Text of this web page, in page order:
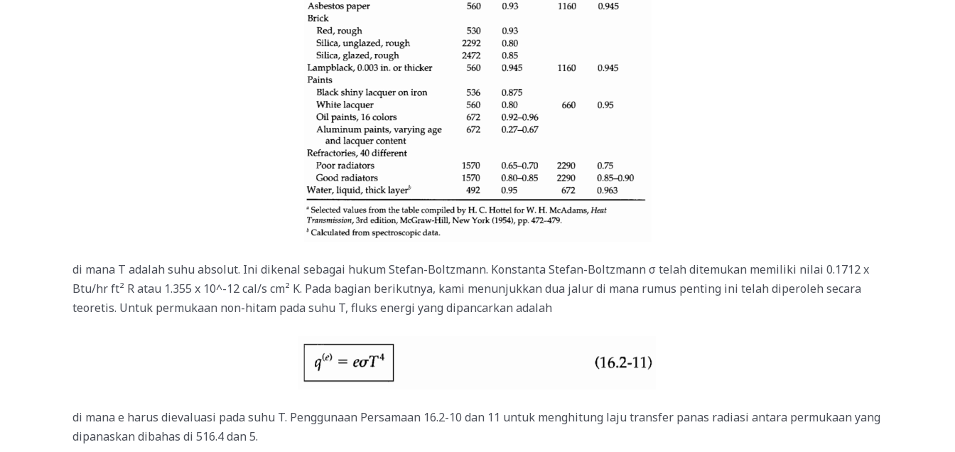
di mana T adalah suhu absolut. Ini dikenal sebagai hukum Stefan-Boltzmann. Konstanta Stefan-Boltzmann σ telah ditemukan memiliki nilai 0.1712 x
Btu/hr ft² R atau 1.355 x 10^-12 cal/s cm² K. Pada bagian berikutnya, kami menunjukkan dua jalur di mana rumus penting ini telah diperoleh secara
teoretis. Untuk permukaan non-hitam pada suhu T, fluks energi yang dipancarkan adalah
di mana e harus dievaluasi pada suhu T. Penggunaan Persamaan 16.2-10 dan 11 untuk menghitung laju transfer panas radiasi antara permukaan yang
dipanaskan dibahas di 516.4 dan 5.